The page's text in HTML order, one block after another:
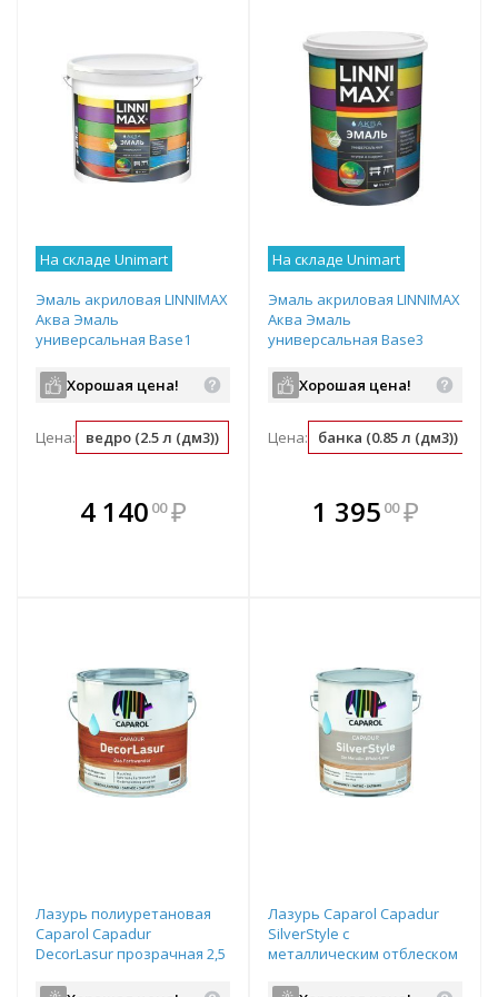
На складе Unimart
Эмаль акриловая LINNIMAX
Аква Эмаль
универсальная Base1
Хорошая цена!
Цена: ведро (2.5 л (дм3)) л (дм3) (0.4 ведро) м2 (0.04 ведро)
4 140 00 ₽
В комплекте
всегда выгоднее!
На складе Unimart
Эмаль акриловая LINNIMAX
Аква Эмаль
универсальная Base3
Хорошая цена!
Цена: банка (0.85 л (дм3))
В комплекте
всегда выгоднее!
1 395 00 ₽
Лазурь полиуретановая
Caparol Capadur
DecorLasur прозрачная 2,5
Лазурь Caparol Capadur
SilverStyle с
металлическим отблеском